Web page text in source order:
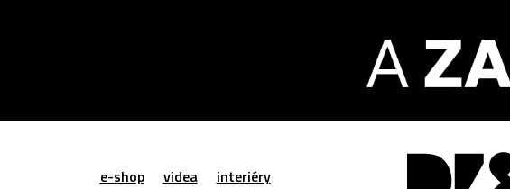
e-shop videa interiéry